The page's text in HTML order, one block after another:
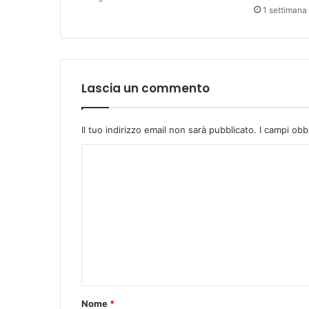
P
m
z
i
1 settimana
Lascia un commento
Il tuo indirizzo email non sarà pubblicato. I campi
o
Nome *